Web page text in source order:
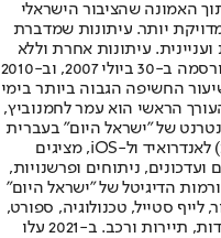
האמונה שהציבור הישראלי
יותר. עיתונות שמדברת
עיתונות אחרת וללא
תשלום. המהדורה המודפסת הראשונה פורסמה ב-30 ביולי 2007, וב-2010
החשיפה הגבוה ביותר בימי
הראשי הוא עמר לחמנוביץ,
של "ישראל היום" בעברית
ובאנגלית, כמו כן היישומונים (אפליקציות) לאנדרואיד ול-iOS, מציגים
ניתוחים ופרשנויות,
הדיגיטל של "ישראל היום"
לייף סטייל, טכנולוגיה, ספורט,
כלכלה וצרכנות, בריאות, חיילים, אוכל, יהדות, תיירות ורכב. ב-2021 עלו